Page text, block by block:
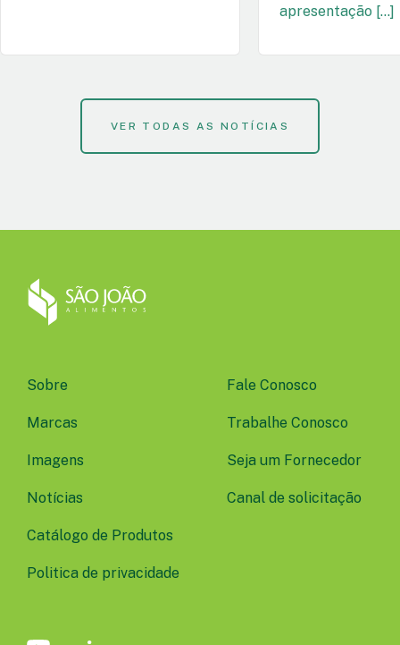
apresentação […]
VER TODAS AS NOTÍCIAS
Sobre
Marcas
Imagens
Notícias
Catálogo de Produtos
Politica de privacidade
Fale Conosco
Trabalhe Conosco
Seja um Fornecedor
Canal de solicitação